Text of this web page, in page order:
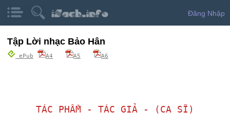
Đăng Nhập
Tập Lời nhạc Bảo Hân
ePub A4 A5 A6
TÁC PHẨM - TÁC GIẢ - (CA SĨ)